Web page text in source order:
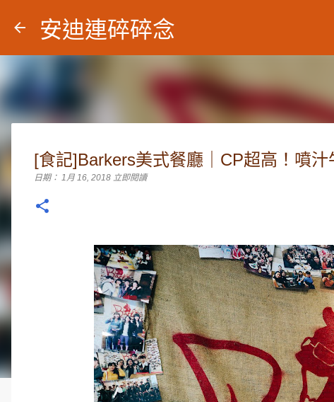
安迪連碎碎念
[食記]Barkers美式餐廳｜CP超高！噴汁
日期： 1月 16, 2018 立即閱讀